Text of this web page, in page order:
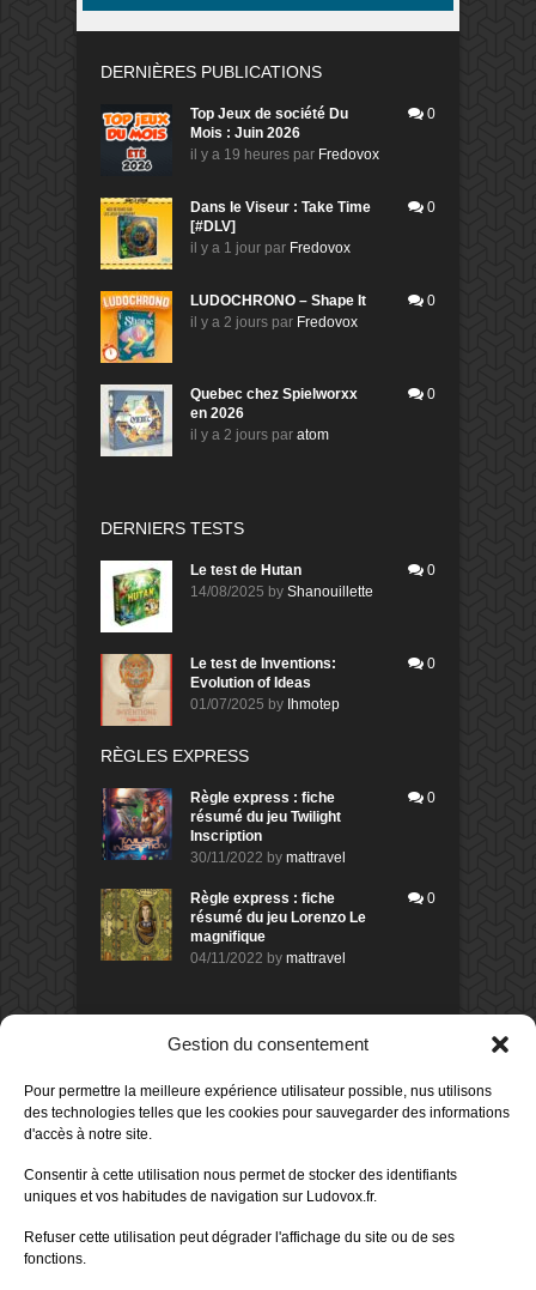
Gestion du consentement
Pour permettre la meilleure expérience utilisateur possible, nus utilisons
des technologies telles que les cookies pour sauvegarder des informations
d'accès à notre site.
Consentir à cette utilisation nous permet de stocker des identifiants
uniques et vos habitudes de navigation sur Ludovox.fr.
Refuser cette utilisation peut dégrader l'affichage du site ou de ses
fonctions.
DERNIÈRES PUBLICATIONS
Top Jeux de société Du
Mois : Juin 2026
il y a 19 heures par Fredovox
0
Dans le Viseur : Take Time
[#DLV]
il y a 1 jour par Fredovox
0
LUDOCHRONO – Shape It
il y a 2 jours par Fredovox
0
Quebec chez Spielworxx
en 2026
il y a 2 jours par atom
0
DERNIERS TESTS
Le test de Hutan
14/08/2025 by Shanouillette
0
Le test de Inventions:
Evolution of Ideas
01/07/2025 by Ihmotep
0
RÈGLES EXPRESS
Règle express : fiche
résumé du jeu Twilight
Inscription
30/11/2022 by mattravel
0
Règle express : fiche
résumé du jeu Lorenzo Le
magnifique
04/11/2022 by mattravel
0
DERNIERS AVIS DES MEMBRES
Avis de
Sur le jeu Collect!
il y a 2 jours
Avis demorlockbob
Sur le jeu Detective Box - Ciao
Publié leil y a 3 jours
80%